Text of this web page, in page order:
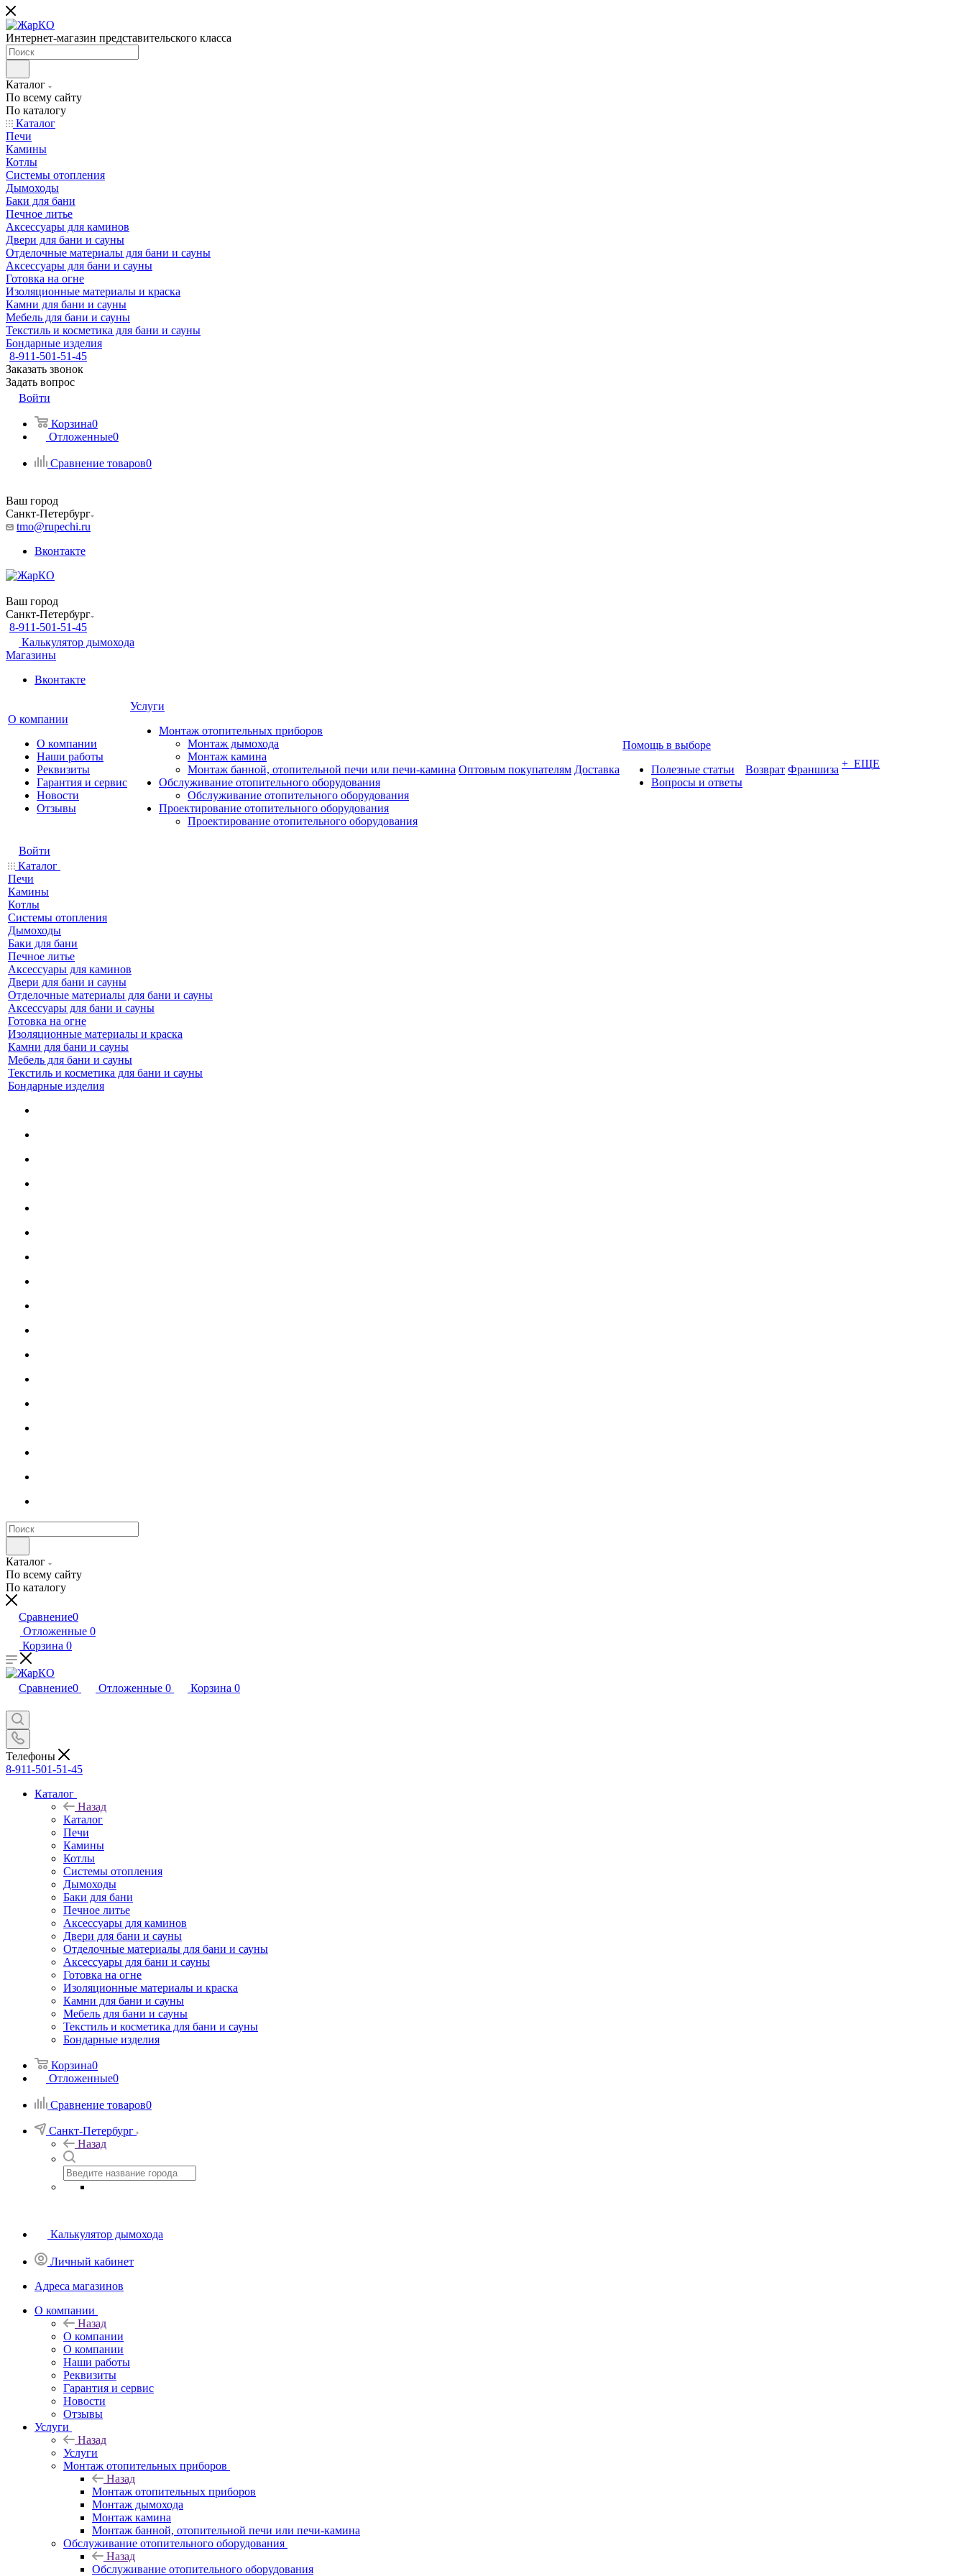
Интернет-магазин представительского класса
Каталог
По всему сайту
По каталогу
Каталог
Печи
Камины
Котлы
Системы отопления
Дымоходы
Баки для бани
Печное литье
Аксессуары для каминов
Двери для бани и сауны
Отделочные материалы для бани и сауны
Аксессуары для бани и сауны
Готовка на огне
Изоляционные материалы и краска
Камни для бани и сауны
Мебель для бани и сауны
Текстиль и косметика для бани и сауны
Бондарные изделия
8-911-501-51-45
Заказать звонок
Задать вопрос
Войти
Корзина0
Отложенные0
Сравнение товаров0
Ваш город
Санкт-Петербург
tmo@rupechi.ru
Вконтакте
Ваш город
Санкт-Петербург
8-911-501-51-45
Калькулятор дымохода
Магазины
Вконтакте
О компании
О компании
Наши работы
Реквизиты
Гарантия и сервис
Новости
Отзывы
Услуги
Монтаж отопительных приборов
Монтаж дымохода
Монтаж камина
Монтаж банной, отопительной печи или печи-камина
Обслуживание отопительного оборудования
Обслуживание отопительного оборудования
Проектирование отопительного оборудования
Проектирование отопительного оборудования
Оптовым покупателям Доставка
Помощь в выборе
Полезные статьи
Вопросы и ответы
Возврат Франшиза + ЕЩЕ
Войти
Каталог
Печи
Камины
Котлы
Системы отопления
Дымоходы
Баки для бани
Печное литье
Аксессуары для каминов
Двери для бани и сауны
Отделочные материалы для бани и сауны
Аксессуары для бани и сауны
Готовка на огне
Изоляционные материалы и краска
Камни для бани и сауны
Мебель для бани и сауны
Текстиль и косметика для бани и сауны
Бондарные изделия
Каталог
По всему сайту
По каталогу
Сравнение0
Отложенные 0
Корзина 0
Сравнение0 Отложенные 0 Корзина 0
Телефоны
8-911-501-51-45
Каталог
Назад
Каталог
Печи
Камины
Котлы
Системы отопления
Дымоходы
Баки для бани
Печное литье
Аксессуары для каминов
Двери для бани и сауны
Отделочные материалы для бани и сауны
Аксессуары для бани и сауны
Готовка на огне
Изоляционные материалы и краска
Камни для бани и сауны
Мебель для бани и сауны
Текстиль и косметика для бани и сауны
Бондарные изделия
Корзина0
Отложенные0
Сравнение товаров0
Санкт-Петербург
Назад
Калькулятор дымохода
Личный кабинет
Адреса магазинов
O компании
Назад
O компании
О компании
Наши работы
Реквизиты
Гарантия и сервис
Новости
Отзывы
Услуги
Назад
Услуги
Монтаж отопительных приборов
Назад
Монтаж отопительных приборов
Монтаж дымохода
Монтаж камина
Монтаж банной, отопительной печи или печи-камина
Обслуживание отопительного оборудования
Назад
Обслуживание отопительного оборудования